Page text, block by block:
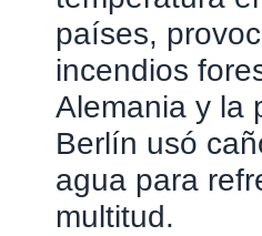
países,
incendios
Alemania y la
Berlín usó
agua para
multitud.